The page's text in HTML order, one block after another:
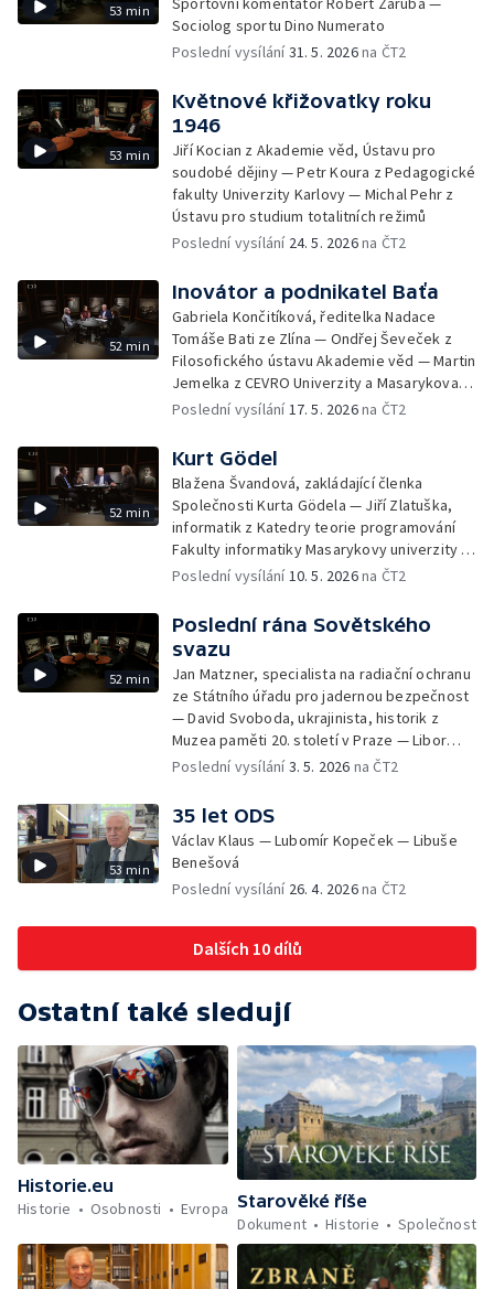
53 min
Sociolog sportu Dino Numerato
Poslední vysílání31. 5. 2026na ČT2
53 min
Květnové křižovatky roku
1946
Jiří Kocian z Akademie věd, Ústavu pro
soudobé dějiny — Petr Koura z Pedagogické
fakulty Univerzity Karlovy — Michal Pehr z
Ústavu pro studium totalitních režimů
Poslední vysílání 24. 5. 2026na ČT2
52 min
Inovátor a podnikatel Baťa
Gabriela Končitíková, ředitelka Nadace
Tomáše Bati ze Zlína — Ondřej Ševeček z
Filosofického ústavu Akademie věd — Martin
Jemelka z CEVRO Univerzity a Masarykova
ústavu — a Archivu Akademie věd
Poslední vysílání17. 5. 2026na ČT2
52 min
Kurt Gödel
Blažena Švandová, zakládající členka
Společnosti Kurta Gödela — Jiří Zlatuška,
informatik z Katedry teorie programování
Fakulty informatiky Masarykovy univerzity —
Jiří Raclavský, logik a filozof z Katedry
univerzity
Poslední vysílání10. 5. 2026na ČT2
52 min
Poslední rána Sovětského
svazu
Jan Matzner, specialista na radiační ochranu
ze Státního úřadu pro jadernou bezpečnost
— David Svoboda, ukrajinista, historik z
Muzea paměti 20. století v Praze — Libor
Svoboda, historik z Ústavu pro studium
Poslední vysílání3. 5. 2026 na ČT2
53 min
35 let ODS
Václav Klaus — Lubomír Kopeček — Libuše
Benešová
Poslední vysílání 26. 4. 2026na ČT2
Dalších 10 dílů
Ostatní také sledují
Historie.eu
Historie
Osobnosti Evropa Starověké říše
Dokument
Historie Společnost